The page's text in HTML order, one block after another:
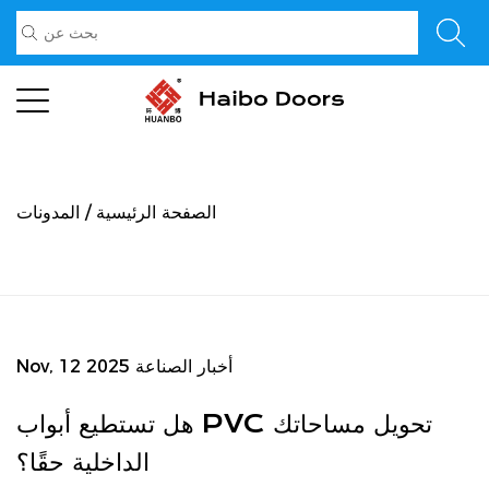
الصفحة الرئيسية / المدونات
Nov, 12 2025 أخبار الصناعة
هل تستطيع أبواب PVC تحويل مساحاتك
الداخلية حقًا؟